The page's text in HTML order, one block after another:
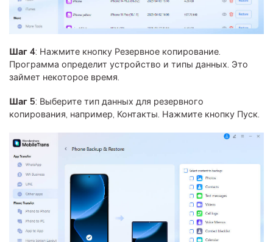
Шаг 4: Нажмите кнопку Резервное копирование.
Программа определит устройство и типы данных. Это
займет некоторое время.
Шаг 5: Выберите тип данных для резервного
копирования, например, Контакты. Нажмите кнопку Пуск.